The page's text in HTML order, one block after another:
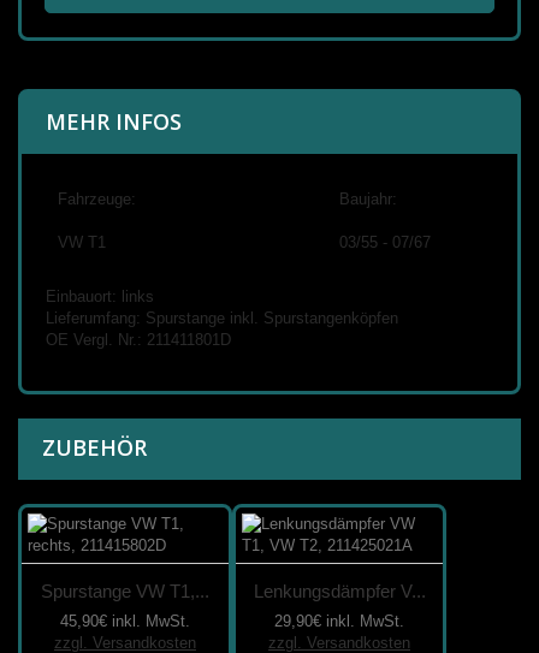
MEHR INFOS
Fahrzeuge: Baujahr:
VW T1 03/55 - 07/67
Einbauort: links
Lieferumfang: Spurstange inkl. Spurstangenköpfen
OE Vergl. Nr.: 211411801D
ZUBEHÖR
Spurstange VW T1,...
45,90€ inkl. MwSt.
zzgl. Versandkosten
Lenkungsdämpfer V...
29,90€ inkl. MwSt.
zzgl. Versandkosten